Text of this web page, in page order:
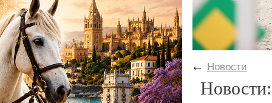
← Новости